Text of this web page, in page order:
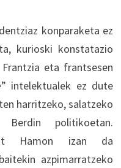
konparaketa ez
kurioski konstatazio
eta frantsesen
” intelektualek ez dute
harritzeko, salatzeko
politikoetan.
Hamon izan da
azpimarratzeko